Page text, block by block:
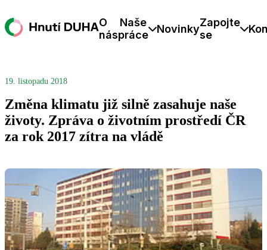
O
nás
Naše
práce
NovinkyZapojte
se
19. listopadu 2018
Změna klimatu již silně zasahuje naše
životy. Zpráva o životním prostředí ČR
za rok 2017 zítra na vládě